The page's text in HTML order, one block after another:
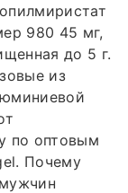
980 45 мг,
до 5 г.
из
по оптовым
Почему